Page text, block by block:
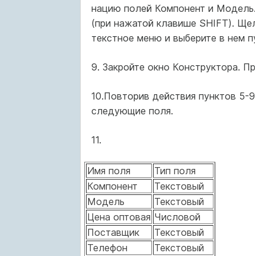
нацию полей Компонент и
(при нажатой клавише SHIFT).
текстное меню и выберите в нем
9. Закройте окно Конструктора.
10.Повторив действия пунктов
следующие поля.
11.
Имя поля
Тип поля
Компонент
Текстовый
Модель
Текстовый
Цена оптовая Числовой
Поставщик
Текстовый
Телефон
Текстовый